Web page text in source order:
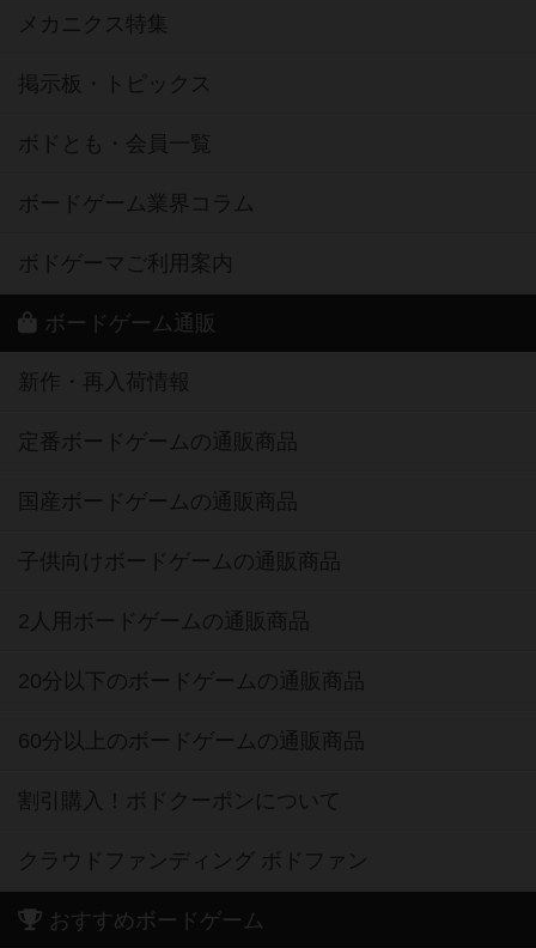
メカニクス特集
掲示板・トピックス
ボドとも・会員一覧
ボードゲーム業界コラム
ボドゲーマご利用案内
ボードゲーム通販
新作・再入荷情報
定番ボードゲームの通販商品
国産ボードゲームの通販商品
子供向けボードゲームの通販商品
2人用ボードゲームの通販商品
20分以下のボードゲームの通販商品
60分以上のボードゲームの通販商品
割引購入！ボドクーポンについて
クラウドファンディング ボドファン
おすすめボードゲーム